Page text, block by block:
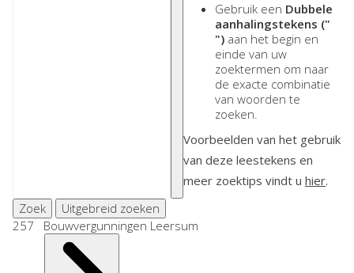
Gebruik een Dubbele
aanhalingstekens ("
") aan het begin en
einde van uw
zoektermen om naar
de exacte combinatie
van woorden te
zoeken.
Voorbeelden van het gebruik
van deze leestekens en
meer zoektips vindt u hier.
Zoek
Uitgebreid zoeken
257 Bouwvergunningen Leersum